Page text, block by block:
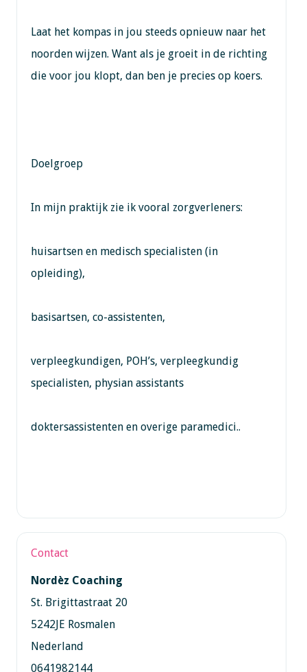
Laat het kompas in jou steeds opnieuw naar het
noorden wijzen. Want als je groeit in de richting
die voor jou klopt, dan ben je precies op koers.
Doelgroep
In mijn praktijk zie ik vooral zorgverleners:
huisartsen en medisch specialisten (in
opleiding),
basisartsen, co-assistenten,
verpleegkundigen, POH’s, verpleegkundig
specialisten, physian assistants
doktersassistenten en overige paramedici..
Contact
Nordèz Coaching
St. Brigittastraat 20
5242JE Rosmalen
Nederland
0641982144